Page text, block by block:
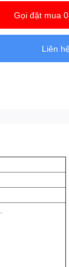
Gọi đặt mua
Liên